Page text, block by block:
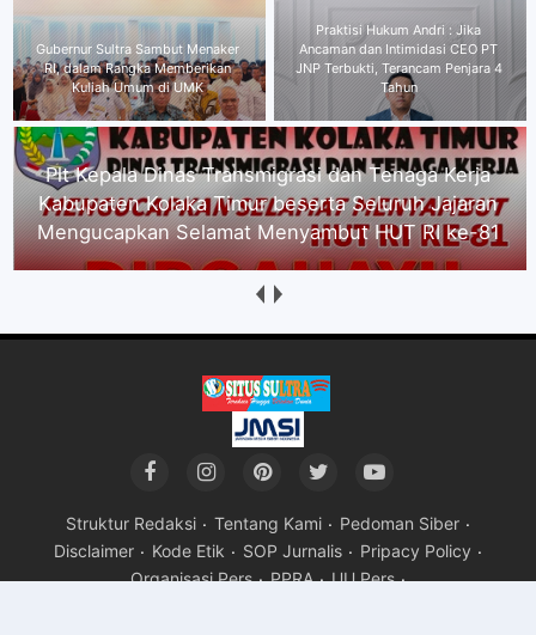
Praktisi Hukum Andri : Jika
Ancaman dan Intimidasi CEO PT
JNP Terbukti, Terancam Penjara 4
Tahun
Plt Kepala Dinas Transmigrasi
dan Tenaga Kerja Kabupaten
Kolaka Timur beserta Seluruh
Jajaran Mengucapkan Selamat
Menyambut HUT RI ke-81
Segenap Pimpinan Serta Seluruh Karyawan PT.
Alena Jaya Koltim mengucapkan Selamat
Menyambut HUT RI ke-81
Struktur Redaksi Tentang Kami
Pedoman Siber
Disclaimer
Kode Etik SOP Jurnalis
Pripacy Policy
Organisasi Pers
PPRA UU Pers